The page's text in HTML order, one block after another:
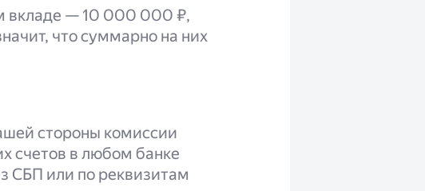
вкладе — 10 000 000 ₽,
что суммарно на них
стороны комиссии
счетов в любом банке
СБП или по реквизитам